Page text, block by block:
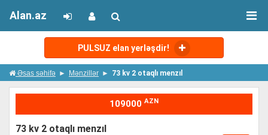
PULSUZ elan yerləşdir!
Alan.az
Əsas səhifə Mənzillər 73 kv 2 otaqlı menzıl
109000 AZN
73 kv 2 otaqlı menzıl